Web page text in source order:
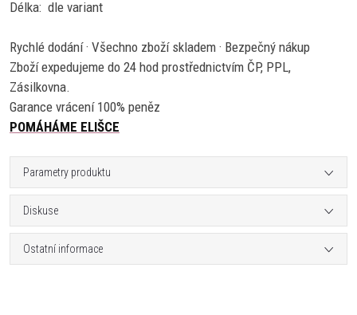
Délka: dle variant
Rychlé dodání · Všechno zboží skladem · Bezpečný nákup
Zboží expedujeme do 24 hod prostřednictvím ČP, PPL,
Zásilkovna.
Garance vrácení 100% peněz
POMÁHÁME ELIŠCE
Parametry produktu
Diskuse
Ostatní informace